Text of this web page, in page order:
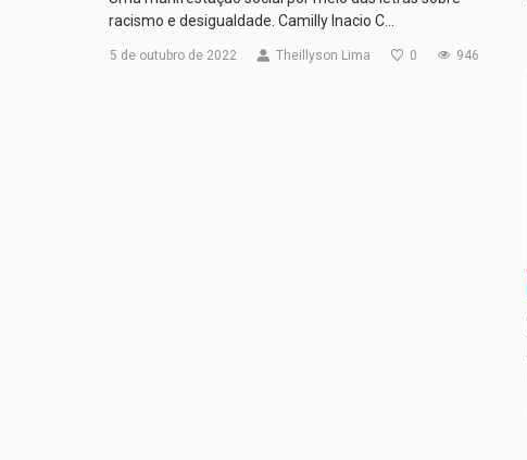
racismo e desigualdade. Camilly Inacio C…
5 de outubro de 2022 Theillyson Lima 0 946